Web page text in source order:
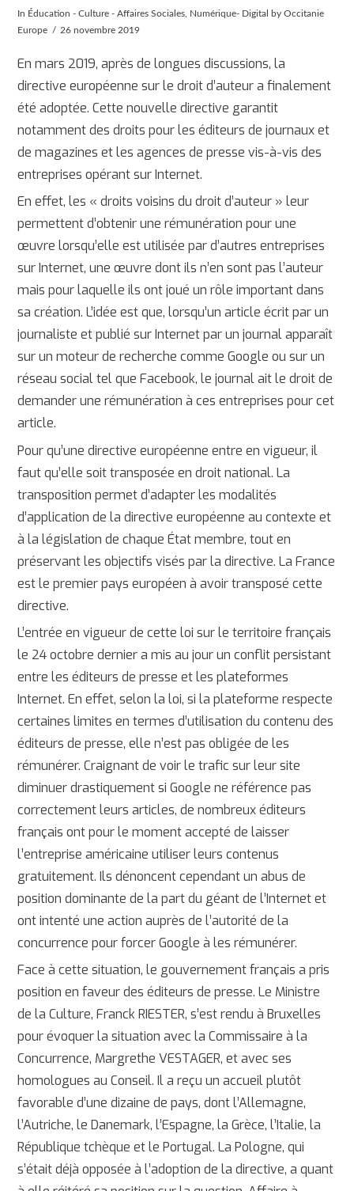
In Éducation - Culture - Affaires Sociales Numérique- Digital
by Occitanie
Europe
26 novembre 2019
En mars 2019, après de longues discussions, la
directive européenne sur le droit d’auteur a finalement
été adoptée. Cette nouvelle directive garantit
notamment des droits pour les éditeurs de journaux et
de magazines et les agences de presse vis-à-vis des
entreprises opérant sur Internet.
En effet, les « droits voisins du droit d’auteur » leur
permettent d’obtenir une rémunération pour une
œuvre lorsqu’elle est utilisée par d’autres entreprises
sur Internet, une œuvre dont ils n’en sont pas l’auteur
mais pour laquelle ils ont joué un rôle important dans
sa création. L’idée est que, lorsqu’un article écrit par un
journaliste et publié sur Internet par un journal apparaît
sur un moteur de recherche comme Google ou sur un
réseau social tel que Facebook, le journal ait le droit de
demander une rémunération à ces entreprises pour cet
article.
Pour qu’une directive européenne entre en vigueur, il
faut qu’elle soit transposée en droit national. La
transposition permet d’adapter les modalités
d’application de la directive européenne au contexte et
à la législation de chaque État membre, tout en
préservant les objectifs visés par la directive. La France
est le premier pays européen à avoir transposé cette
directive.
L’entrée en vigueur de cette loi sur le territoire français
le 24 octobre dernier a mis au jour un conflit persistant
entre les éditeurs de presse et les plateformes
Internet. En effet, selon la loi, si la plateforme respecte
certaines limites en termes d’utilisation du contenu des
éditeurs de presse, elle n’est pas obligée de les
rémunérer. Craignant de voir le trafic sur leur site
diminuer drastiquement si Google ne référence pas
correctement leurs articles, de nombreux éditeurs
français ont pour le moment accepté de laisser
l’entreprise américaine utiliser leurs contenus
gratuitement. Ils dénoncent cependant un abus de
position dominante de la part du géant de l’Internet et
ont intenté une action auprès de l’autorité de la
concurrence pour forcer Google à les rémunérer.
Face à cette situation, le gouvernement français a pris
position en faveur des éditeurs de presse. Le Ministre
de la Culture, Franck RIESTER, s’est rendu à Bruxelles
pour évoquer la situation avec la Commissaire à la
Concurrence, Margrethe VESTAGER, et avec ses
homologues au Conseil. Il a reçu un accueil plutôt
favorable d’une dizaine de pays, dont l’Allemagne,
l’Autriche, le Danemark, l’Espagne, la Grèce, l’Italie, la
République tchèque et le Portugal. La Pologne, qui
s’était déjà opposée à l’adoption de la directive, a quant